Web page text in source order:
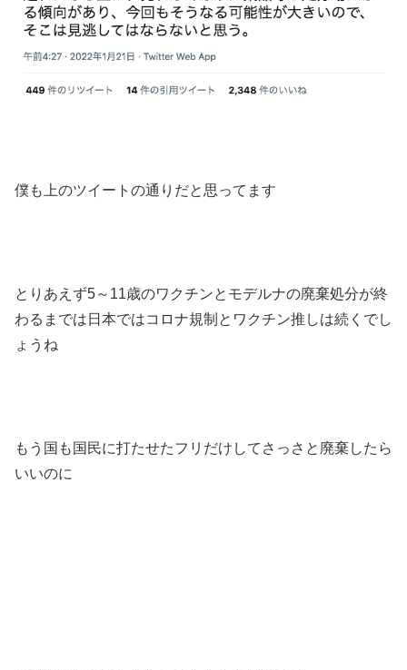
僕も上のツイートの通りだと思ってます
とりあえず5～11歳のワクチンとモデルナの廃棄処分が終
わるまでは日本ではコロナ規制とワクチン推しは続くでし
ょうね
もう国も国民に打たせたフリだけしてさっさと廃棄したら
いいのに